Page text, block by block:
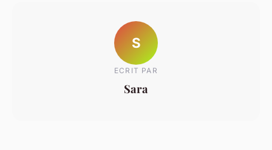
S
ECRIT PAR
Sara